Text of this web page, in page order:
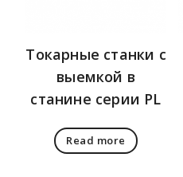
Токарные станки с
выемкой в
станине серии PL
Read more